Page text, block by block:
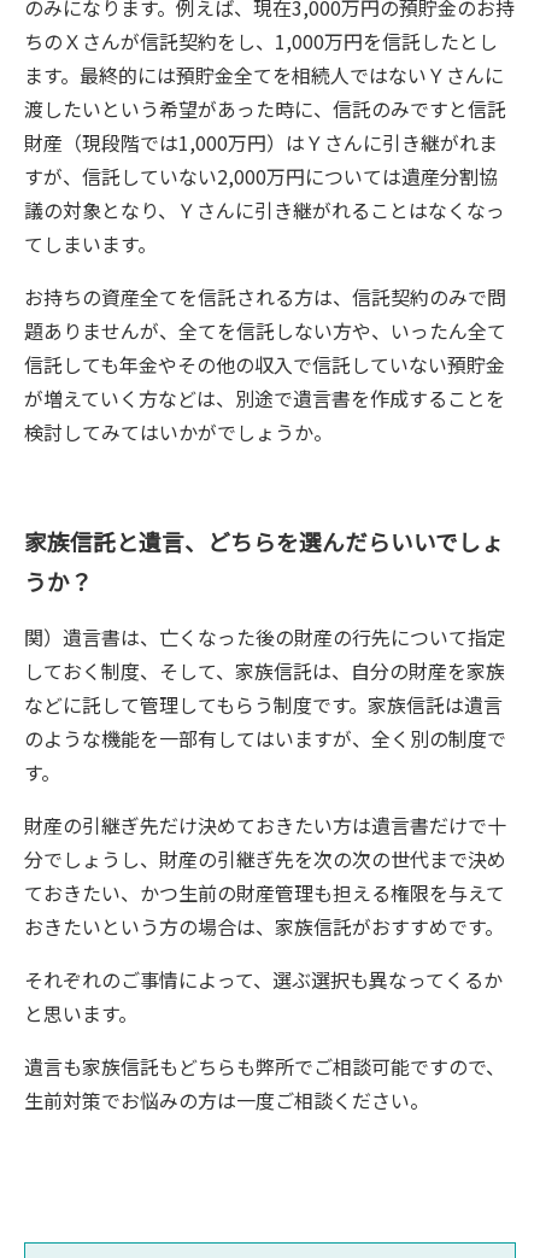
のみになります。例えば、現在3,000万円の預貯金のお持
ちのＸさんが信託契約をし、1,000万円を信託したとし
ます。最終的には預貯金全てを相続人ではないＹさんに
渡したいという希望があった時に、信託のみですと信託
財産（現段階では1,000万円）はＹさんに引き継がれま
すが、信託していない2,000万円については遺産分割協
議の対象となり、Ｙさんに引き継がれることはなくなっ
てしまいます。
お持ちの資産全てを信託される方は、信託契約のみで問
題ありませんが、全てを信託しない方や、いったん全て
信託しても年金やその他の収入で信託していない預貯金
が増えていく方などは、別途で遺言書を作成することを
検討してみてはいかがでしょうか。
家族信託と遺言、どちらを選んだらいいでしょ
うか？
関）遺言書は、亡くなった後の財産の行先について指定
しておく制度、そして、家族信託は、自分の財産を家族
などに託して管理してもらう制度です。家族信託は遺言
のような機能を一部有してはいますが、全く別の制度で
す。
財産の引継ぎ先だけ決めておきたい方は遺言書だけで十
分でしょうし、財産の引継ぎ先を次の次の世代まで決め
ておきたい、かつ生前の財産管理も担える権限を与えて
おきたいという方の場合は、家族信託がおすすめです。
それぞれのご事情によって、選ぶ選択も異なってくるか
と思います。
遺言も家族信託もどちらも弊所でご相談可能ですので、
生前対策でお悩みの方は一度ご相談ください。